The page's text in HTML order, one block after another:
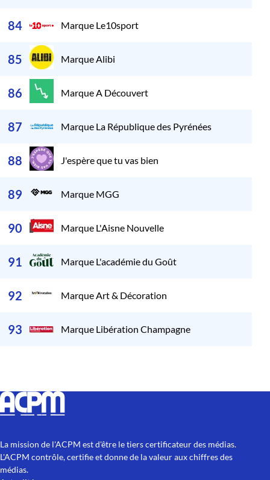
84 Marque Le10sport
85 Marque Alibi
86 Marque A Découvert
87 Marque La République des Pyrénées
88 J'espère que tu vas bien
89 Marque MGG
90 Marque L'Aisne Nouvelle
91 Marque L'académie du Goût
92 Marque Art & Décoration
93 Marque Libération Champagne
La mission de l'ACPM est d'être le tiers certificateur des médias.
L'ACPM contrôle, certifie et donne de la valeur aux chiffres des
médias.